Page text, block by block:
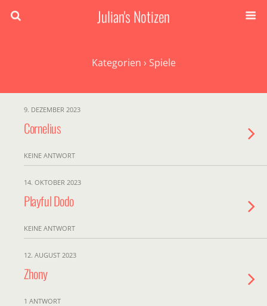
Julian's Notizen
Kategorien › Spiele
9. DEZEMBER 2023
Cornelius
KEINE ANTWORT
14. OKTOBER 2023
Playful Dodo
KEINE ANTWORT
12. AUGUST 2023
Zhony
1 ANTWORT